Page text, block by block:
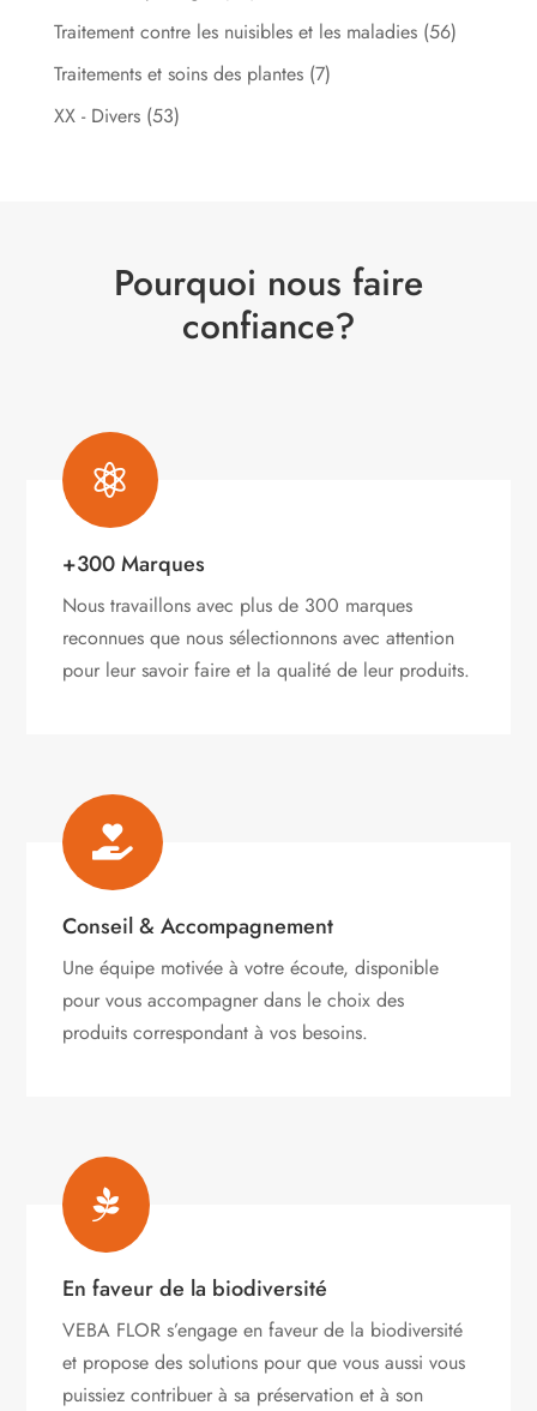
Traitement contre les nuisibles et les maladies (56)
Traitements et soins des plantes (7)
XX - Divers (53)
Pourquoi nous faire
confiance?

+300 Marques
Nous travaillons avec plus de 300 marques
reconnues que nous sélectionnons avec attention
pour leur savoir faire et la qualité de leur produits.

Conseil & Accompagnement
Une équipe motivée à votre écoute, disponible
pour vous accompagner dans le choix des
produits correspondant à vos besoins.

En faveur de la biodiversité
VEBA FLOR s’engageen faveur de la biodiversité
et propose des solutions pour que vous aussi vous
puissiez contribuer à sa préservation et à son